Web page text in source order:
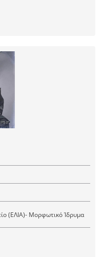
(ΕΛΙΑ)- Μορφωτικό Ίδρυμα